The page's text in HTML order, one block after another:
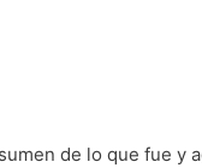
de lo que fue